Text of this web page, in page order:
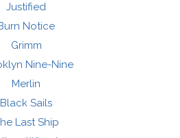
Justified
Notice
Grimm
Nine-Nine
Merlin
Black Sails
Last Ship